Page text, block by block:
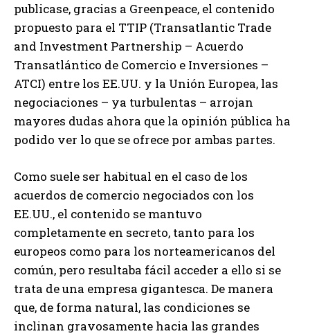
publicase, gracias a Greenpeace, el contenido
propuesto para el TTIP (Transatlantic Trade
and Investment Partnership – Acuerdo
Transatlántico de Comercio e Inversiones –
ATCI) entre los EE.UU. y la Unión Europea, las
negociaciones – ya turbulentas – arrojan
mayores dudas ahora que la opinión pública ha
podido ver lo que se ofrece por ambas partes.
Como suele ser habitual en el caso de los
acuerdos de comercio negociados con los
EE.UU., el contenido se mantuvo
completamente en secreto, tanto para los
europeos como para los norteamericanos del
común, pero resultaba fácil acceder a ello si se
trata de una empresa gigantesca. De manera
que, de forma natural, las condiciones se
inclinan gravosamente hacia las grandes